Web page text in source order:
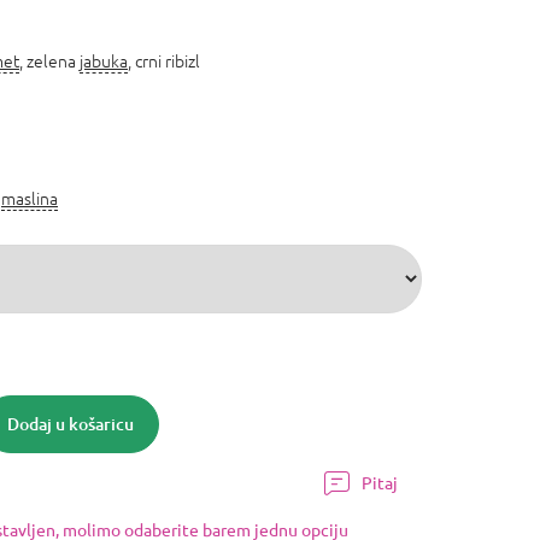
Dodaj u košaricu
, zelena jabuka , crni ribizl
maslina
Pitaj
molimo odaberite barem jednu opciju